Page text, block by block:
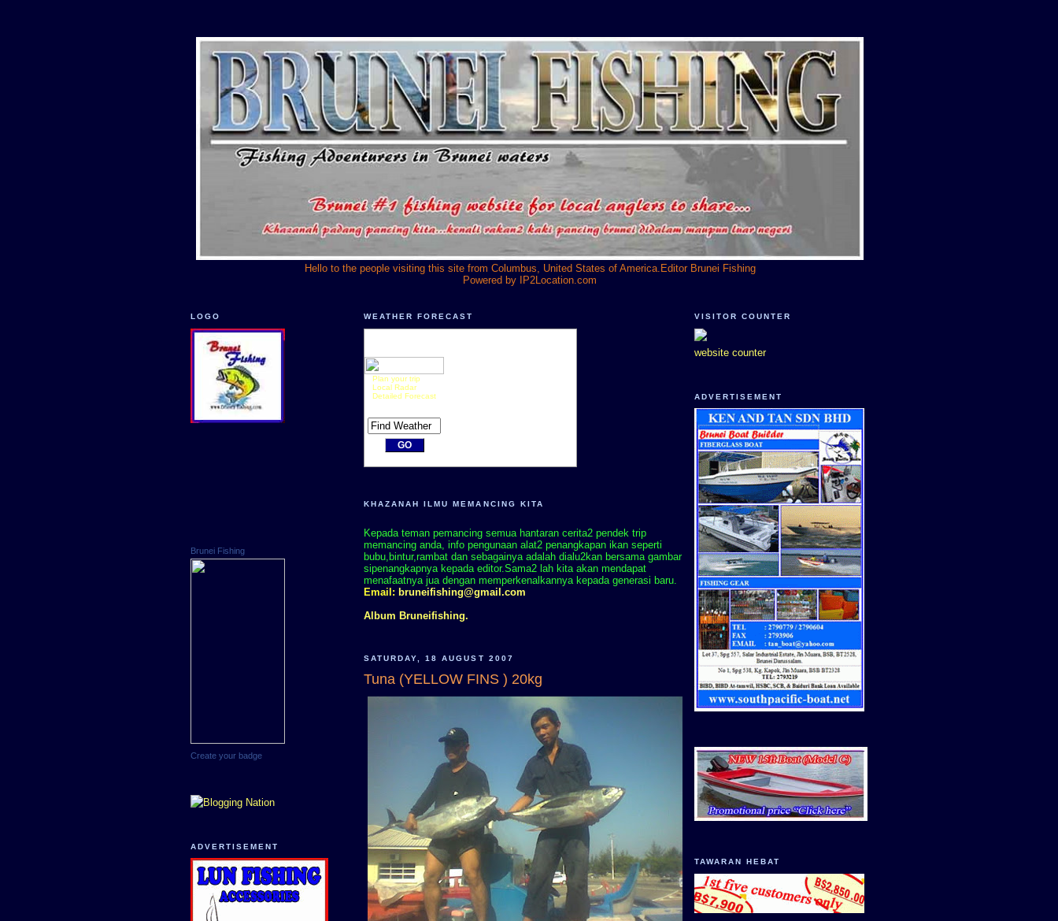
Hello to the people visiting this site from Columbus, United States of America.Editor Brunei Fishing
Powered by
IP2Location.com
LOGO
Brunei Fishing
Create your badge
ADVERTISEMENT
WEATHER FORECAST
Plan your trip
Local Radar
Detailed Forecast
KHAZANAH ILMU MEMANCING KITA
Kepada teman pemancing semua hantaran cerita2 pendek trip
memancing anda, info pengunaan alat2 penangkapan ikan seperti
bubu,bintur,rambat dan sebagainya adalah dialu2kan bersama gambar
sipenangkapnya kepada editor.Sama2 lah kita akan mendapat
menafaatnya jua dengan memperkenalkannya kepada generasi baru.
Email: bruneifishing@gmail.com
Album Bruneifishing.
SATURDAY, 18 AUGUST 2007
Tuna (YELLOW FINS ) 20kg
VISITOR COUNTER
website counter
ADVERTISEMENT
TAWARAN HEBAT